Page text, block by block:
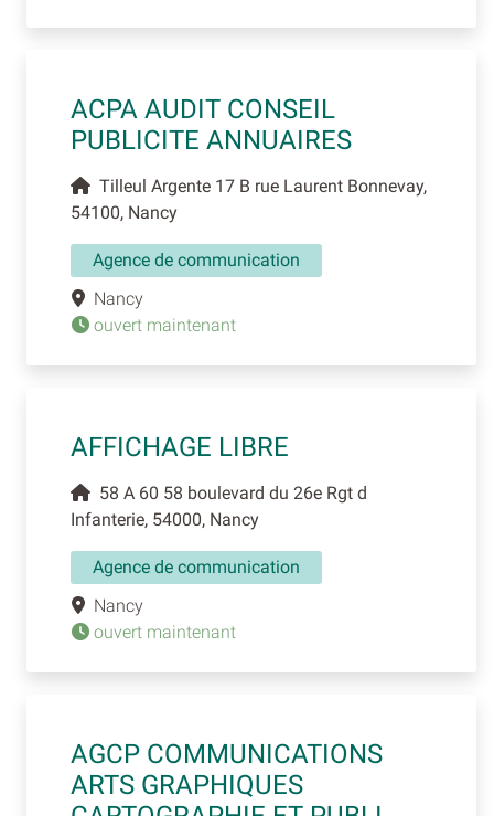
ACPA AUDIT CONSEIL
PUBLICITE ANNUAIRES
Tilleul Argente 17 B rue Laurent Bonnevay,
54100, Nancy
Agence de communication
Nancy
ouvert maintenant
AFFICHAGE LIBRE
58 A 60 58 boulevard du 26e Rgt d
Infanterie, 54000, Nancy
Agence de communication
Nancy
ouvert maintenant
AGCP COMMUNICATIONS
ARTS GRAPHIQUES